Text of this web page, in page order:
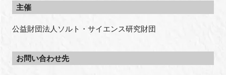
主催
公益財団法人ソルト・サイエンス研究財団
お問い合わせ先